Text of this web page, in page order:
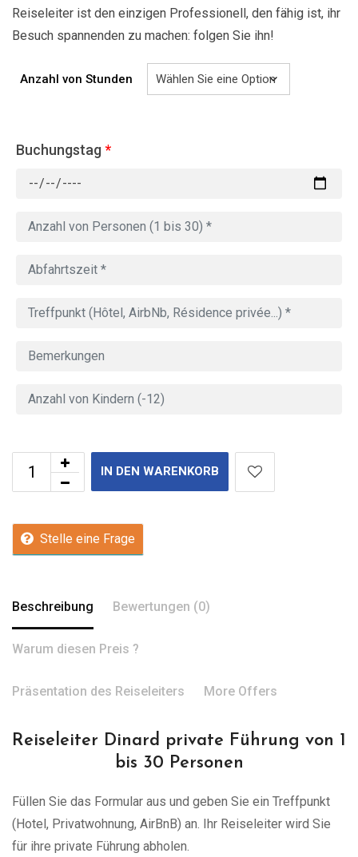
Reiseleiter ist den einzigen Professionell, den fähig ist, ihr
Besuch spannenden zu machen: folgen Sie ihn!
Anzahl von Stunden
Buchungstag*
IN DEN WARENKORB
Stelle eine Frage
Beschreibung Bewertungen (0)
Warum diesen Preis ?
Präsentation des Reiseleiters More Offers
Reiseleiter Dinard private Führung von 1
bis 30 Personen
Füllen Sie das Formular aus und geben Sie ein Treffpunkt
(Hotel, Privatwohnung, AirBnB) an. Ihr Reiseleiter wird Sie
für ihre private Führung abholen.